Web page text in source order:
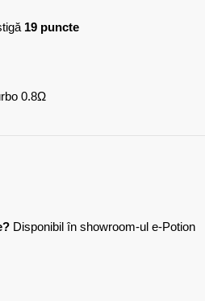
19 puncte
0.8Ω
Disponibil în showroom-ul e-Potion